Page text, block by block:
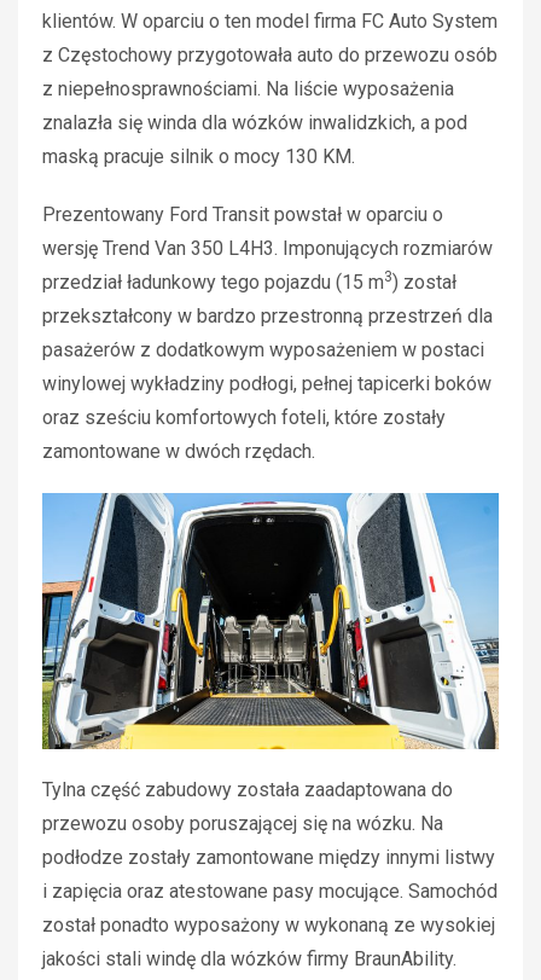
klientów. W oparciu o ten model firma FC Auto System
z Częstochowy przygotowała auto do przewozu osób
z niepełnosprawnościami. Na liście wyposażenia
znalazła się winda dla wózków inwalidzkich, a pod
maską pracuje silnik o mocy 130 KM.
Prezentowany Ford Transit powstał w oparciu o
wersję Trend Van 350 L4H3. Imponujących rozmiarów
przedział ładunkowy tego pojazdu (15 m3) został
przekształcony w bardzo przestronną przestrzeń dla
pasażerów z dodatkowym wyposażeniem w postaci
winylowej wykładziny podłogi, pełnej tapicerki boków
oraz sześciu komfortowych foteli, które zostały
zamontowane w dwóch rzędach.
Tylna część zabudowy została zaadaptowana do
przewozu osoby poruszającej się na wózku. Na
podłodze zostały zamontowane między innymi listwy
i zapięcia oraz atestowane pasy mocujące. Samochód
został ponadto wyposażony w wykonaną ze wysokiej
jakości stali windę dla wózków firmy BraunAbility.